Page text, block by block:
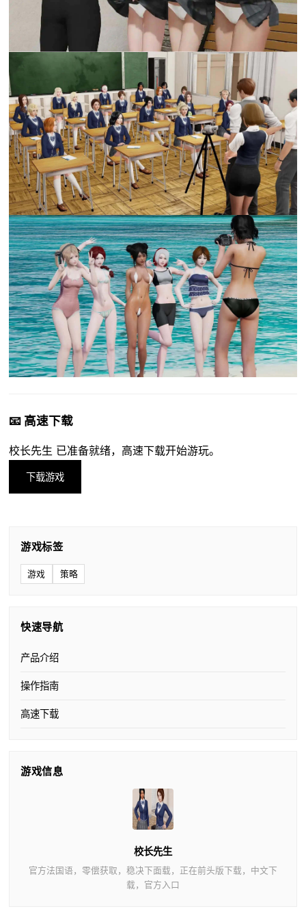
📧 高速下载
校长先生 已准备就绪，高速下载开始游玩。
下载游戏
游戏标签
游戏 策略
快速导航
产品介绍
操作指南
高速下载
游戏信息
校长先生
官方法国语，零偿获取，稳决下面载，正在前头版下载，中文下
载，官方入口